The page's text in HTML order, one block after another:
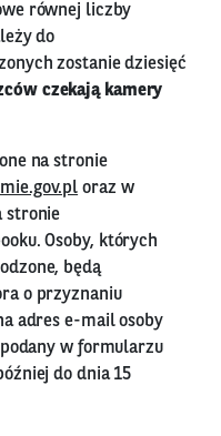
równej liczby
do
zostanie dziesięć
czekają kamery
na stronie
oraz w
stronie
Osoby, których
będą
o przyznaniu
adres e-mail osoby
podany w formularzu
do dnia 15